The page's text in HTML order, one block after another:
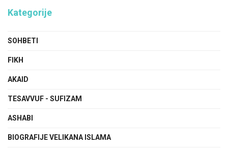
Kategorije
SOHBETI
FIKH
AKAID
TESAVVUF - SUFIZAM
ASHABI
BIOGRAFIJE VELIKANA ISLAMA